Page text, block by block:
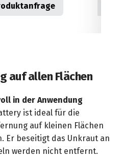
Produktanfrage
auf allen Flächen
in der Anwendung
ist ideal für die
auf kleinen Flächen
Er beseitigt das Unkraut an
werden nicht entfernt.